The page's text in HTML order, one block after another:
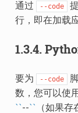
通过 --code
行，即在加载
1.3.4.
要为 --code
数，您可以使用
``--``
（如果